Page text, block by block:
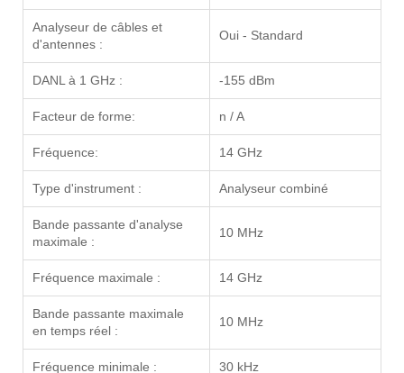
Analyseur de câbles et
d'antennes :
Oui - Standard
DANL à 1 GHz : -155 dBm
Facteur de forme: n / A
Fréquence: 14 GHz
Type d'instrument : Analyseur combiné
Bande passante d'analyse
maximale :
10 MHz
Fréquence maximale : 14 GHz
Bande passante maximale
en temps réel :
10 MHz
Fréquence minimale : 30 kHz